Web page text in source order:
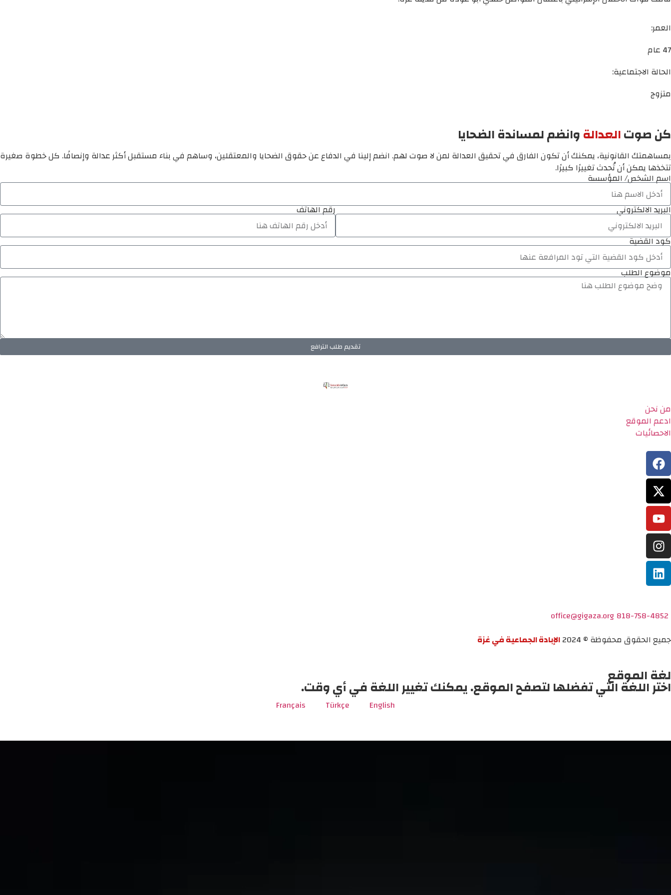
العمر:
47 عام
الحالة الاجتماعية:
متزوج
كن صوتالعدالةوانضم لمساندة الضحايا
بمساهمتك القانونية، يمكنك أن تكون الفارق في تحقيق العدالة لمن لا صوت لهم. انضم إلينا في الدفاع عن حقوق الضحايا والمعتقلين، وساهم في بناء مستقبل أكثر عدالة وإنصافًا. كل خطوة صغيرة
تتخذها يمكن أن تُحدث تغييرًا كبيرًا.
اسم الشخص/ المؤسسة
البريد الالكتروني رقم الهاتف
كود القضية
موضوع الطلب
تقديم طلب الترافع
من نحن
ادعم الموقع
الاحصائيات
818-758-4852
office@gigaza.org
جميع الحقوق محفوظة © 2024
الإبادة الجماعية في غزة
لغة الموقع
اختر اللغة التي تفضلها لتصفح الموقع. يمكنك تغيير اللغة في أي وقت.
English
Türkçe
Français